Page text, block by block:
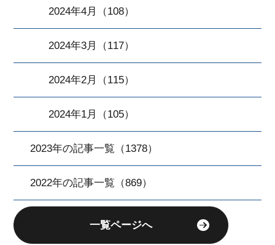
2024年4月（108）
2024年3月（117）
2024年2月（115）
2024年1月（105）
2023年の記事一覧（1378）
2022年の記事一覧（869）
一覧ページへ